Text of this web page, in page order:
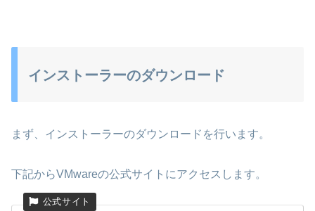
インストーラーのダウンロード
まず、インストーラーのダウンロードを行います。
下記からVMwareの公式サイトにアクセスします。